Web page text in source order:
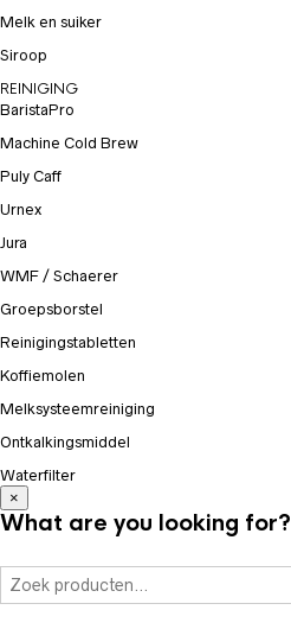
Melk en suiker
Siroop
REINIGING
BaristaPro
Machine Cold Brew
Puly Caff
Urnex
Jura
WMF / Schaerer
Groepsborstel
Reinigingstabletten
Koffiemolen
Melksysteemreiniging
Ontkalkingsmiddel
Waterfilter
×
What are you looking for?